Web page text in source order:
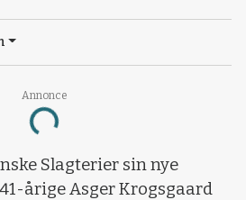
Annonce
Loading...
Slagterier sin nye
årige Asger Krogsgaard